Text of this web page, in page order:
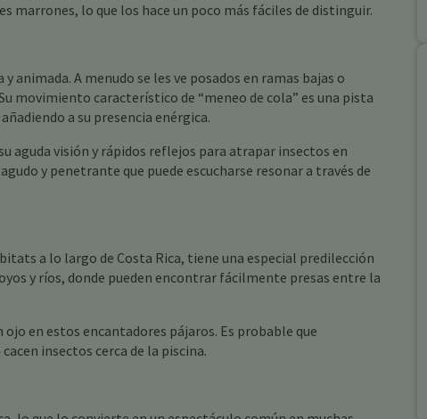
marrones, lo que los hace un poco más fáciles de distinguir.
A menudo se les ve posados en ramas bajas o
movimiento característico de “meneo de cola” es una pista
a su presencia enérgica.
aguda visión y rápidos reflejos para atrapar insectos en
y penetrante que puede escucharse resonar a través de
a lo largo de Costa Rica, tiene una especial predilección
y ríos, donde pueden encontrar fácilmente presas entre la
en estos encantadores pájaros. Es probable que
insectos cerca de la piscina.